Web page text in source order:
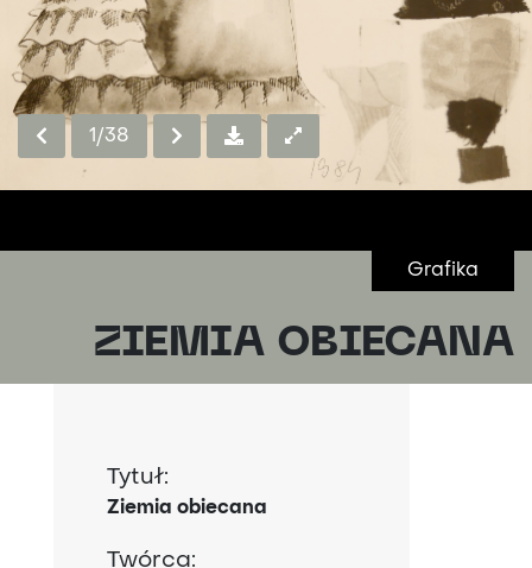
1 /38
Grafika
ZIEMIA OBIECANA
Tytuł:
Ziemia obiecana
Twórca: